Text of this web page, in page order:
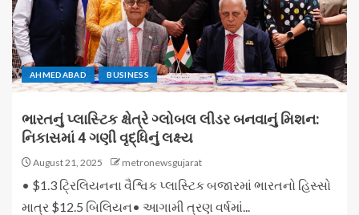
AHMEDABAD BUSINESS
ભારતનું પ્લાસ્ટિક ક્ષેત્રે ગ્લોબલ લીડર બનવાનું મિશન:
નિકાસમાં 4 ગણી વૃદ્ધિનું લક્ષ્ય
August 21, 2025 metronewsgujarat
• $1.3 ટ્રિલિયનના વૈશ્વિક પ્લાસ્ટિક બજારમાં ભારતનો હિસ્સો
માત્ર $12.5 બિલિયન• આગામી ત્રણ વર્ષમાં...